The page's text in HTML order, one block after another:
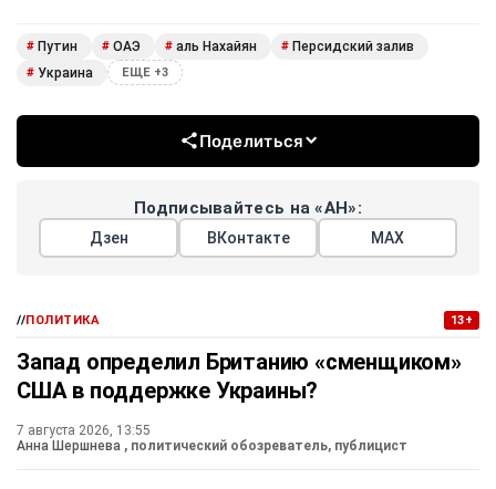
# Путин # ОАЭ # аль Нахайян # Персидский залив
# Украина ЕЩЕ +3
Поделиться
Подписывайтесь на «АН»:
Дзен ВКонтакте МАХ
//ПОЛИТИКА 13+
Запад определил Британию «сменщиком»
США в поддержке Украины?
7 августа 2026, 13:55
Анна Шершнева , политический обозреватель, публицист